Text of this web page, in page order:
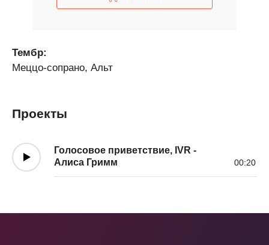
Тембр:
Меццо-сопрано, Альт
Проекты
Голосовое приветствие, IVR -
Алиса Гримм
00:20